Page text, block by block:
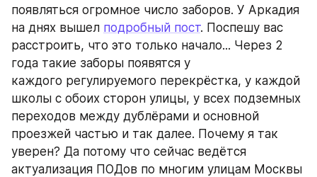
появляться огромное число заборов. У Аркадия
на днях вышел подробный пост. Поспешу вас
расстроить, что это только начало... Через 2
года такие заборы появятся у
каждого регулируемого перекрёстка, у каждой
школы с обоих сторон улицы, у всех подземных
переходов между дублёрами и основной
проезжей частью и так далее. Почему я так
уверен? Да потому что сейчас ведётся
актуализация ПОДов по многим улицам Москвы